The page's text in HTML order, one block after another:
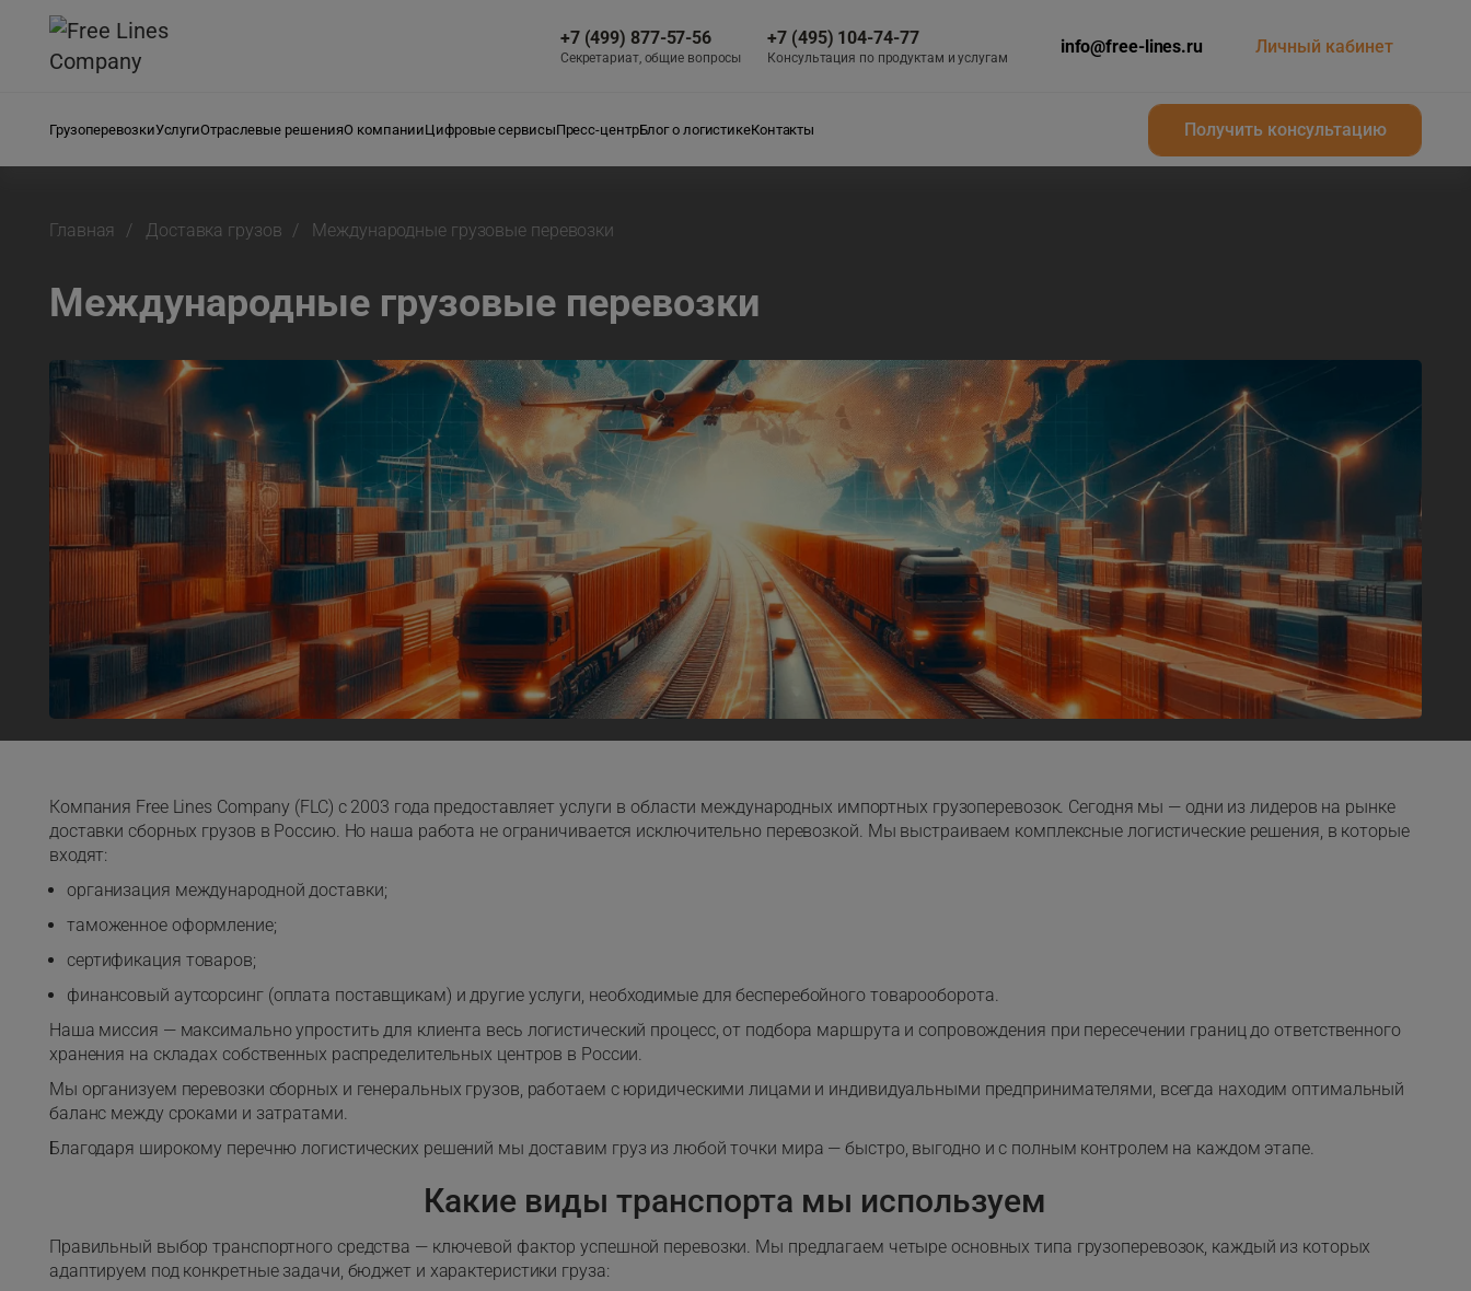
+7 (499) 877-57-56
Секретариат, общие вопросы
+7 (495) 104-74-77
Консультация по продуктам и услугам
info@free-lines.ru Личный кабинет
ГрузоперевозкиУслугиОтраслевые решенияО компанииЦифровые сервисыПресс-центрБлог о логистикеКонтакты Получить консультацию
Получить консультацию
Главная Доставка грузов Международные грузовые перевозки
Международные грузовые перевозки
Компания Free Lines Company (FLC) с 2003 года предоставляет услуги в области международных импортных грузоперевозок. Сегодня мы — одни из лидеров на рынке
доставки сборных грузов в Россию. Но наша работа не ограничивается исключительно перевозкой. Мы выстраиваем комплексные логистические решения, в которые
входят:
организация международной доставки;
таможенное оформление;
сертификация товаров;
финансовый аутсорсинг (оплата поставщикам) и другие услуги, необходимые для бесперебойного товарооборота.
Наша миссия — максимально упростить для клиента весь логистический процесс, от подбора маршрута и сопровождения при пересечении границ до ответственного
хранения на складах собственных распределительных центров в России.
Мы организуем перевозки сборных и генеральных грузов, работаем с юридическими лицами и индивидуальными предпринимателями, всегда находим оптимальный
баланс между сроками и затратами.
Благодаря широкому перечню логистических решений мы доставим груз из любой точки мира — быстро, выгодно и с полным контролем на каждом этапе.
Какие виды транспорта мы используем
Правильный выбор транспортного средства — ключевой фактор успешной перевозки. Мы предлагаем четыре основных типа грузоперевозок, каждый из которых
адаптируем под конкретные задачи, бюджет и характеристики груза: